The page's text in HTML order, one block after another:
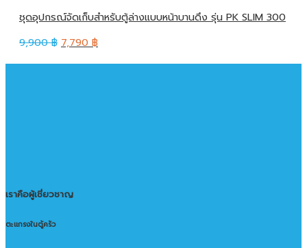
ชุดอุปกรณ์จัดเก็บสำหรับตู้ล่างแบบหน้าบานดึง รุ่น PK SLIM 300
9,900฿ 7,790 ฿
เราคือผู้เชี่ยวชาญ
ตะแกรงในตู้ครัว